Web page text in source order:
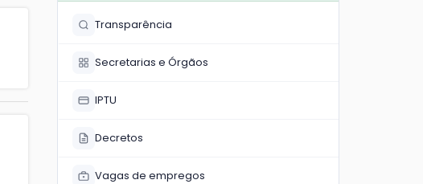
Transparência
Secretarias e Órgãos
IPTU
Decretos
Vagas de empregos